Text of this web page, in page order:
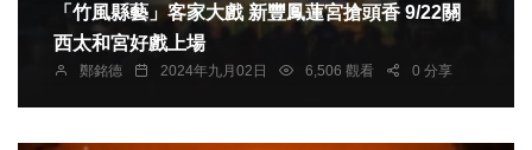
「竹風縣藝」客家大戲 新豐鳳蓮宮搶頭香 9/22關
西太和宮好戲上場
鄭銘德 2024年九月02日 6,506 觀看 0 分享